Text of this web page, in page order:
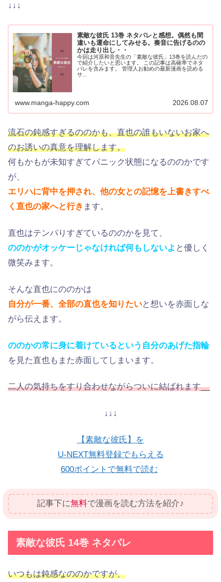
↓↓↓
素敵な彼氏 13巻 ネタバレと感想。偶然も間
違いも運命にしてみせる。奏音に告げるのの
かは走り出し・・
今回は河原和音先生の「素敵な彼氏」13巻を読んだの
で紹介したいと思います。 この記事は高確率でネタ
バレを含みます。 管理人お勧めの最新漫画を読める
サ...
www.manga-happy.com 2026.08.07
流石の鈍感すぎるののかも、直也の誰もいないお家へ
のお誘いの真意を理解します。
何もかもが未知すぎてパニック状態になるののかです
が、
エリハに背中を押され、他の女との記憶を上書きすべ
く直也の家へと行き ます。
直也はテンパりすぎているののかを見て、
ののかがオッケーじゃなければ何もしないよ と優しく
微笑みます。
そんな直也にののかは
自分が一番、全部の直也を知りたいと想いを赤面しな
がら伝えます。
ののかの常に身に着けているという自分のあげた指輪
を見た直也もまた赤面してしまいます。
二人の気持ちをすり合わせながらついに結ばれます__
↓↓↓
【素敵な彼氏】を
U-NEXT無料登録でもらえる
600ポイントで無料で読む
記事下に無料で漫画を読む方法を紹介♪
素敵な彼氏 14巻 ネタバレ
いつもは鈍感なののかですが、